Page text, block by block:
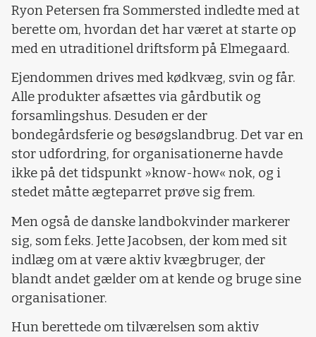
Ryon Petersen fra Sommersted indledte med at
berette om, hvordan det har været at starte op
med en utraditionel driftsform på Elmegaard.
Ejendommen drives med kødkvæg, svin og får.
Alle produkter afsættes via gårdbutik og
forsamlingshus. Desuden er der
bondegårdsferie og besøgslandbrug. Det var en
stor udfordring, for organisationerne havde
ikke på det tidspunkt »know-how« nok, og i
stedet måtte ægteparret prøve sig frem.
Men også de danske landbokvinder markerer
sig, som f.eks. Jette Jacobsen, der kom med sit
indlæg om at være aktiv kvægbruger, der
blandt andet gælder om at kende og bruge sine
organisationer.
Hun berettede om tilværelsen som aktiv